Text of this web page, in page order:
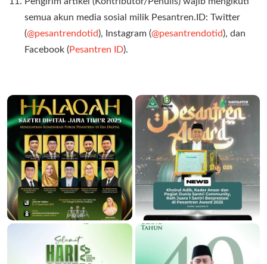
semua akun media sosial milik Pesantren.ID: Twitter
(@pesantrendotid), Instagram (@pesantrendotid), dan
Facebook (Pesantren ID).